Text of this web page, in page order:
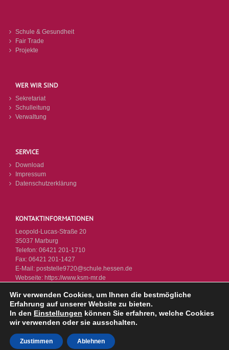
Schule & Gesundheit
Fair Trade
Projekte
WER WIR SIND
Sekretariat
Schulleitung
Verwaltung
SERVICE
Download
Impressum
Datenschutzerklärung
KONTAKTINFORMATIONEN
Leopold-Lucas-Straße 20
35037 Marburg
Telefon: 06421 201-1710
Fax: 06421 201-1427
E-Mail: poststelle9720@schule.hessen.de
Webseite: https://www.ksm-mr.de
Wir verwenden Cookies, um Ihnen die bestmögliche
Erfahrung auf unserer Website zu bieten.
In den Einstellungen können Sie erfahren, welche Cookies
wir verwenden oder sie ausschalten.
Zustimmen Ablehnen